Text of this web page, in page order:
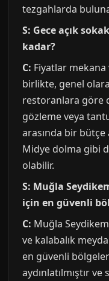
tezgahlarda
S: Gece açık
kadar?
C: Fiyatlar
birlikte, genel
restoranlara göre
gözleme veya
arasında bir bütçe
Midye dolma gibi
olabilir.
S: Muğla
için en güvenli
C: Muğla
ve kalabalık
en güvenli
aydınlatılmıştır